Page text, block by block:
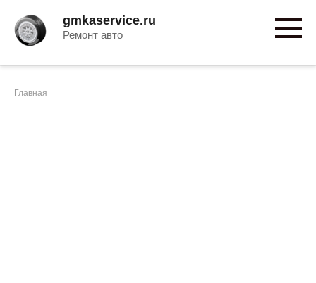
контенту
gmkaservice.ru
Ремонт авто
Главная